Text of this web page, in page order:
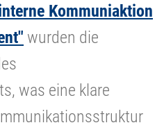
Kommuniaktion
wurden die
was eine klare